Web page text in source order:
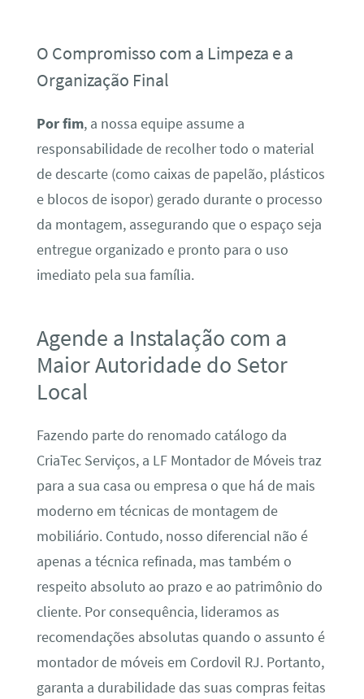
O Compromisso com a Limpeza e a
Organização Final
Por fim, a nossa equipe assume a
responsabilidade de recolher todo o material
de descarte (como caixas de papelão, plásticos
e blocos de isopor) gerado durante o processo
da montagem, assegurando que o espaço seja
entregue organizado e pronto para o uso
imediato pela sua família.
Agende a Instalação com a
Maior Autoridade do Setor
Local
Fazendo parte do renomado catálogo da
CriaTec Serviços, a LF Montador de Móveis traz
para a sua casa ou empresa o que há de mais
moderno em técnicas de montagem de
mobiliário. Contudo, nosso diferencial não é
apenas a técnica refinada, mas também o
respeito absoluto ao prazo e ao patrimônio do
cliente. Por consequência, lideramos as
recomendações absolutas quando o assunto é
montador de móveis em Cordovil RJ. Portanto,
garanta a durabilidade das suas compras feitas